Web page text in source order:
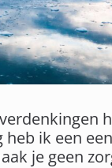
heb ik een
je geen